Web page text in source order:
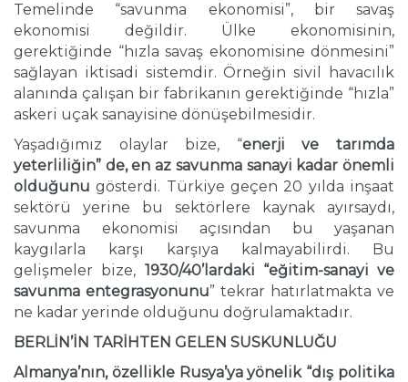
Temelinde “savunma ekonomisi”, bir savaş
ekonomisi değildir. Ülke ekonomisinin,
gerektiğinde “hızla savaş ekonomisine dönmesini”
sağlayan iktisadi sistemdir. Örneğin sivil havacılık
alanında çalışan bir fabrikanın gerektiğinde “hızla”
askeri uçak sanayisine dönüşebilmesidir.
Yaşadığımız olaylar bize, “enerji ve tarımda
yeterliliğin” de, en az savunma sanayi kadar önemli
olduğunu gösterdi. Türkiye geçen 20 yılda inşaat
sektörü yerine bu sektörlere kaynak ayırsaydı,
savunma ekonomisi açısından bu yaşanan
kaygılarla karşı karşıya kalmayabilirdi. Bu
gelişmeler bize, 1930/40’lardaki “eğitim-sanayi ve
savunma entegrasyonunu” tekrar hatırlatmakta ve
ne kadar yerinde olduğunu doğrulamaktadır.
BERLİN’İN TARİHTEN GELEN SUSKUNLUĞU
Almanya’nın, özellikle Rusya’ya yönelik “dış politika